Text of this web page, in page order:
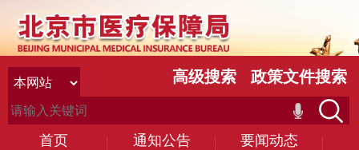
首页 通知公告
要闻动态
高级搜索 政策文件搜索